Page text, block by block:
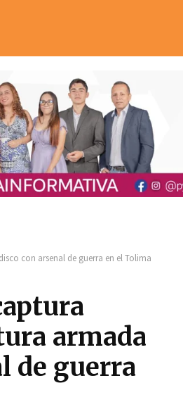
con arsenal de guerra en el Tolima
armada
de guerra